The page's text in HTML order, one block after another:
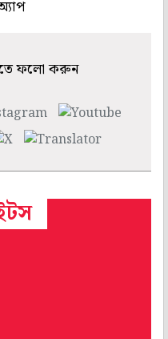
ফলো করুন